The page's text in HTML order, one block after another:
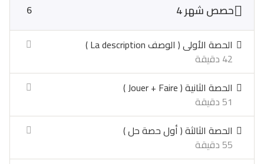
حصص شهر 4
6
الحصة الأولى ( الوصف La description )
42 دقيقة
الحصة الثانية ( Jouer + Faire )
51 دقيقة
الحصة الثالثة ( أول حصة حل )
55 دقيقة